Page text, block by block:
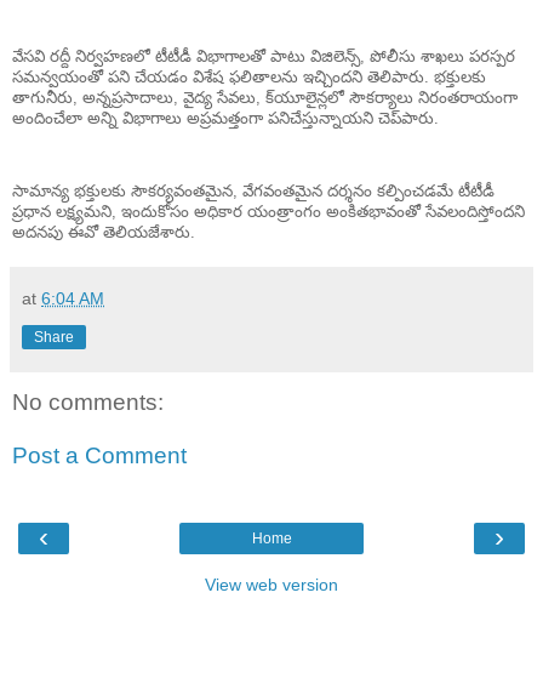
వేసవి రద్దీ నిర్వహణలో టీటీడీ విభాగాలతో పాటు విజిలెన్స్‌, పోలీసు శాఖలు పరస్పర
సమన్వయంతో పని చేయడం విశేష ఫలితాలను ఇచ్చిందని తెలిపారు. భక్తులకు
తాగునీరు, అన్నప్రసాదాలు, వైద్య సేవలు, క్యూలైన్లలో సౌకర్యాలు నిరంతరాయంగా
అందించేలా అన్ని విభాగాలు అప్రమత్తంగా పనిచేస్తున్నాయని చెప్పారు.
సామాన్య భక్తులకు సౌకర్యవంతమైన, వేగవంతమైన దర్శనం కల్పించడమే టీటీడీ
ప్రధాన లక్ష్యమని, ఇందుకోసం అధికార యంత్రాంగం అంకితభావంతో సేవలందిస్తోందని
అదనపు ఈవో తెలియజేశారు.
at 6:04 AM
Share
No comments:
Post a Comment
‹ ›
Home
View web version